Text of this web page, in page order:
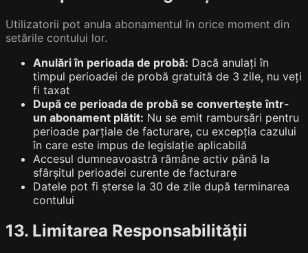
Utilizatorii pot anula abonamentul în orice moment din
setările contului lor.
Anulări în perioada de probă: Dacă anulați în
timpul perioadei de probă gratuită de 3 zile, nu veți
fi taxat
După ce perioada de probă se convertește într-
un abonament plătit: Nu se emit rambursări pentru
perioade parțiale de facturare, cu excepția cazului
în care este impus de legislație aplicabilă
Accesul dumneavoastră rămâne activ până la
sfârșitul perioadei curente de facturare
Datele pot fi șterse la 30 de zile după terminarea
contului
13. Limitarea Responsabilității